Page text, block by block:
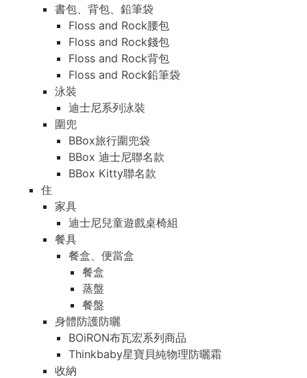
書包、背包、鉛筆袋
Floss and Rock腰包
Floss and Rock錢包
Floss and Rock背包
Floss and Rock鉛筆袋
泳裝
迪士尼系列泳裝
圍兜
BBox旅行圍兜袋
BBox 迪士尼聯名款
BBox Kitty聯名款
住
家具
迪士尼兒童遊戲桌椅組
餐具
餐盒、便當盒
餐盒
蒸盤
餐盤
身體防護防曬
BOiRON布瓦宏系列商品
Thinkbaby星寶貝純物理防曬霜
收納